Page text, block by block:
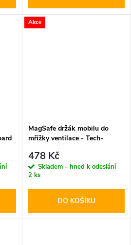
Akce
MagSafe držák mobilu do
mřížky ventilace - Tech-
478 Kč
Skladem - hned k odeslání
2 ks
DO KOŠÍKU